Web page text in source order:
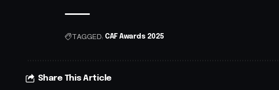
TAGGED: CAF Awards 2025
Share This Article